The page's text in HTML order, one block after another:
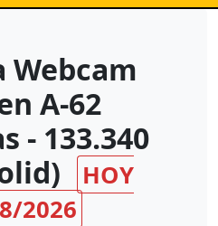
Webcam
A-62
- 133.340
HOY
2026